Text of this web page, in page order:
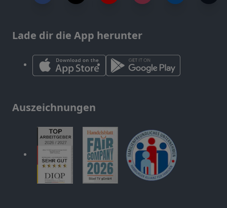
Lade dir die App herunter
Auszeichnungen